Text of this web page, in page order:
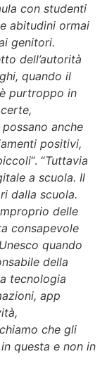
con studenti
abitudini ormai
genitori.
dell’autorità
quando il
purtroppo in
anche
positivi,
“. “Tuttavia
a scuola. Il
dalla scuola.
delle
consapevole
quando
della
tecnologia
app
che gli
questa e non in